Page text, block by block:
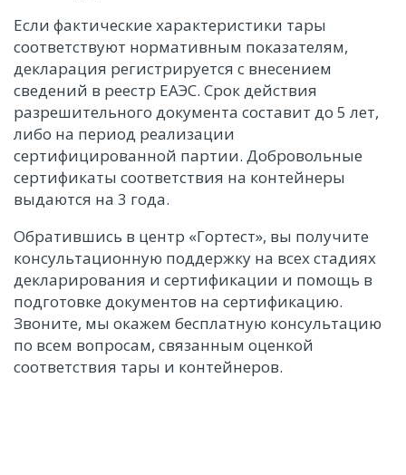
Если фактические характеристики тары
соответствуют нормативным показателям,
декларация регистрируется с внесением
сведений в реестр ЕАЭС. Срок действия
разрешительного документа составит до 5 лет,
либо на период реализации
сертифицированной партии. Добровольные
сертификаты соответствия на контейнеры
выдаются на 3 года.
Обратившись в центр «Гортест», вы получите
консультационную поддержку на всех стадиях
декларирования и сертификации и помощь в
подготовке документов на сертификацию.
Звоните, мы окажем бесплатную консультацию
по всем вопросам, связанным оценкой
соответствия тары и контейнеров.